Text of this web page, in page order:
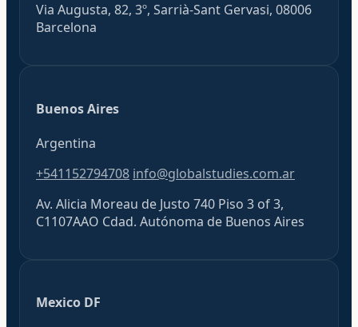
Via Augusta, 82, 3º, Sarrià-Sant Gervasi, 08006
Barcelona
Buenos Aires
Argentina
+541152794708 info@globalstudies.com.ar
Av. Alicia Moreau de Justo 740 Piso 3 of 3,
C1107AAO Cdad. Autónoma de Buenos Aires
Mexico DF